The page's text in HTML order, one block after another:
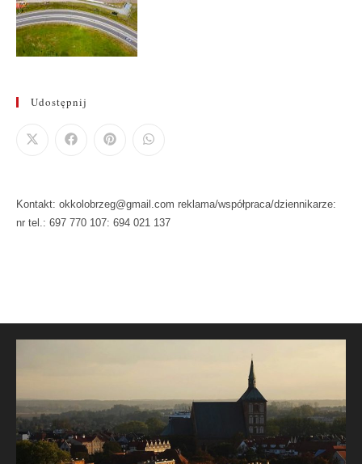
Udostępnij
Kontakt: okkolobrzeg@gmail.com reklama/współpraca/dziennikarze:
nr tel.: 697 770 107: 694 021 137